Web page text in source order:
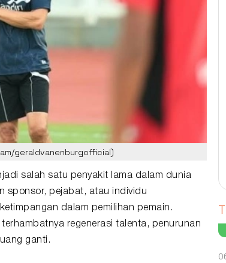
geraldvanenburgofficial)
salah satu penyakit lama dalam dunia
sponsor, pejabat, atau individu
dalam pemilihan pemain.
regenerasi talenta, penurunan
ganti.